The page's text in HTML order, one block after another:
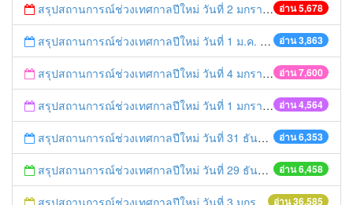
อ่าน 5,678
สรุปสถานการณ์ช่วงเทศกาลปีใหม่ วันที่ 2 มกราคม 2559
อ่าน 3,863
สรุปสถานการณ์ช่วงเทศกาลปีใหม่ วันที่ 1 ม.ค. 58
อ่าน 7,600
สรุปสถานการณ์ช่วงเทศกาลปีใหม่ วันที่ 4 มกราคม 2559
อ่าน 4,564
สรุปสถานการณ์ช่วงเทศกาลปีใหม่ วันที่ 1 มกราคม 2559
อ่าน 6,353
สรุปสถานการณ์ช่วงเทศกาลปีใหม่ วันที่ 31 ธันวาคม 2558
อ่าน 6,458
สรุปสถานการณ์ช่วงเทศกาลปีใหม่ วันที่ 29 ธันวาคม 2558
อ่าน 36,585
สรุปสถานการณ์ช่วงเทศกาลปีใหม่ วันที่ 3 มกราคม 2559